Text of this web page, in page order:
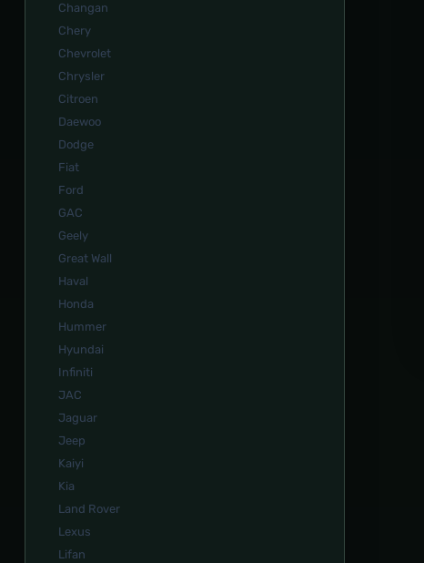
Changan
Chery
Chevrolet
Chrysler
Citroen
Daewoo
Dodge
Fiat
Ford
GAC
Geely
Great Wall
Haval
Honda
Hummer
Hyundai
Infiniti
JAC
Jaguar
Jeep
Kaiyi
Kia
Land Rover
Lexus
Lifan